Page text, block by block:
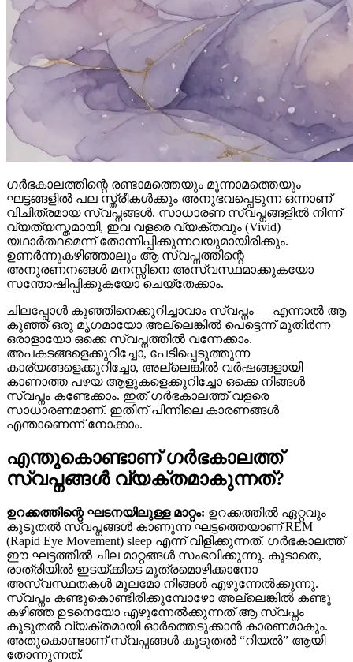
ഗർഭകാലത്തിന്റെ രണ്ടാമത്തെയും മൂന്നാമത്തെയും
ഘട്ടങ്ങളിൽ പല സ്ത്രീകൾക്കും അനുഭവപ്പെടുന്ന ഒന്നാണ്
വിചിത്രമായ സ്വപ്നങ്ങൾ. സാധാരണ സ്വപ്നങ്ങളിൽ നിന്ന്
വ്യത്യസ്തമായി, ഇവ വളരെ വ്യക്തവും (Vivid)
യഥാർത്ഥമെന്ന് തോന്നിപ്പിക്കുന്നവയുമായിരിക്കും.
ഉണർന്നുകഴിഞ്ഞാലും ആ സ്വപ്നത്തിന്റെ
അനുരണനങ്ങൾ മനസ്സിനെ അസ്വസ്ഥമാക്കുകയോ
സന്തോഷിപ്പിക്കുകയോ ചെയ്തേക്കാം.
ചിലപ്പോൾ കുഞ്ഞിനെക്കുറിച്ചാവാം സ്വപ്നം — എന്നാൽ ആ
കുഞ്ഞ് ഒരു മൃഗമായോ അല്ലെങ്കിൽ പെട്ടെന്ന് മുതിർന്ന
ഒരാളായോ ഒക്കെ സ്വപ്നത്തിൽ വന്നേക്കാം.
അപകടങ്ങളെക്കുറിച്ചോ, പേടിപ്പെടുത്തുന്ന
കാര്യങ്ങളെക്കുറിച്ചോ, അല്ലെങ്കിൽ വർഷങ്ങളായി
കാണാത്ത പഴയ ആളുകളെക്കുറിച്ചോ ഒക്കെ നിങ്ങൾ
സ്വപ്നം കണ്ടേക്കാം. ഇത് ഗർഭകാലത്ത് വളരെ
സാധാരണമാണ്. ഇതിന് പിന്നിലെ കാരണങ്ങൾ
എന്താണെന്ന് നോക്കാം.
എന്തുകൊണ്ടാണ് ഗർഭകാലത്ത്
സ്വപ്നങ്ങൾ വ്യക്തമാകുന്നത്?
ഉറക്കത്തിന്റെ ഘടനയിലുള്ള മാറ്റം: ഉറക്കത്തിൽ ഏറ്റവും
കൂടുതൽ സ്വപ്നങ്ങൾ കാണുന്ന ഘട്ടത്തെയാണ് REM
(Rapid Eye Movement) sleep എന്ന് വിളിക്കുന്നത്. ഗർഭകാലത്ത്
ഈ ഘട്ടത്തിൽ ചില മാറ്റങ്ങൾ സംഭവിക്കുന്നു. കൂടാതെ,
രാത്രിയിൽ ഇടയ്ക്കിടെ മൂത്രമൊഴിക്കാനോ
അസ്വസ്ഥതകൾ മൂലമോ നിങ്ങൾ എഴുന്നേൽക്കുന്നു.
സ്വപ്നം കണ്ടുകൊണ്ടിരിക്കുമ്പോഴോ അല്ലെങ്കിൽ കണ്ടു
കഴിഞ്ഞ ഉടനെയോ എഴുന്നേൽക്കുന്നത് ആ സ്വപ്നം
കൂടുതൽ വ്യക്തമായി ഓർത്തെടുക്കാൻ കാരണമാകും.
അതുകൊണ്ടാണ് സ്വപ്നങ്ങൾ കൂടുതൽ “റിയൽ” ആയി
തോന്നുന്നത്.